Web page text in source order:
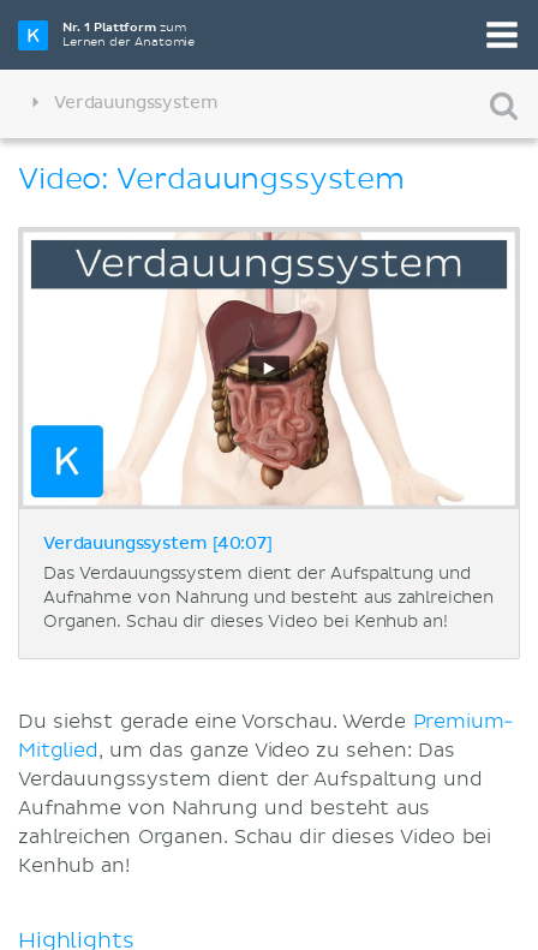
Nr. 1 Plattformzum
Lernen der Anatomie
Verdauungssystem
Video: Verdauungssystem
Verdauungssystem [40:07]
Das Verdauungssystem dient der Aufspaltung und
Aufnahme von Nahrung und besteht aus zahlreichen
Organen. Schau dir dieses Video bei Kenhub an!
Du siehst gerade eine Vorschau. Werde Premium-
Mitglied, um das ganze Video zu sehen: Das
Verdauungssystem dient der Aufspaltung und
Aufnahme von Nahrung und besteht aus
zahlreichen Organen. Schau dir dieses Video bei
Kenhub an!
Highlights